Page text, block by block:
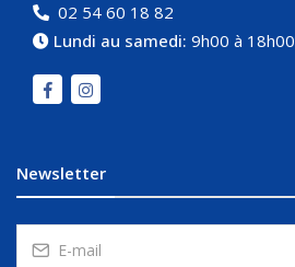
02 54 60 18 82
Lundi au samedi: 9h00 à 18h00
Newsletter